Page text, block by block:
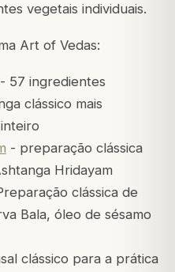
vegetais individuais.
Art of Vedas:
- 57 ingredientes
clássico mais
- preparação clássica
Hridayam
clássica de
Bala, óleo de sésamo
clássico para a prática